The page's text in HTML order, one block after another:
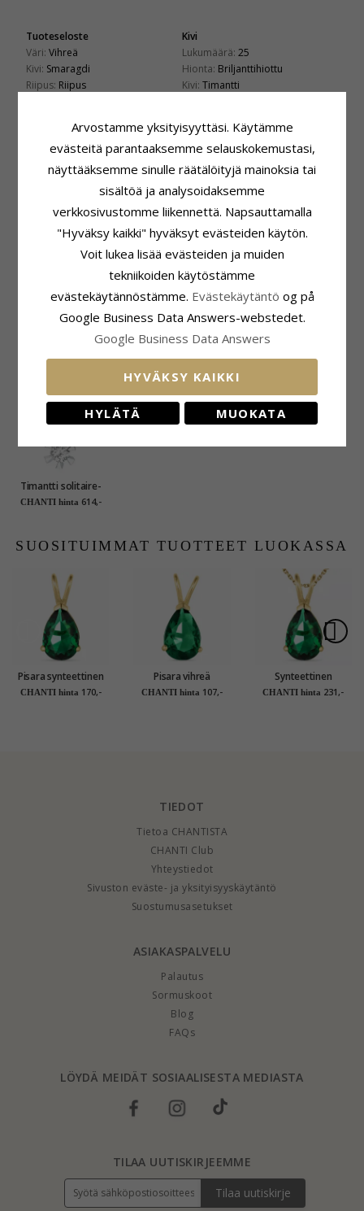
Tuoteseloste
Väri: Vihreä
Kivi: Smaragdi
Riipus: Riipus
Kiiltävä
Kivi
Lukumäärä: 25
Hionta: Briljanttihiottu
Kivi: Timantti
Karaatti:0,19
Lukumäärä:1
Viistehiottu
Vihreä
Karaatti: 0,82
Korkeus Riipuspidikkeen Kanssa:
18,0 mm
Korkeus Ilman Riipuspidikettä:
Leveys: 8,7 mm
Syvyys: 6,4 mm
Toimitusaika:Noin 6 Viikkoa
Sopii Leveisiin Kultaketjuihin
Käärme Maks.:2,5 mm
Venetsia Maks.:2,5 mm
ASIAKKAAT OSTAVAT MYÖS
Timantti solitaire-
riipus 14 karaatti
CHANTI hinta 614,-
SUOSITUIMMAT TUOTTEET LUOKASSA
Pisara synteettinen
smaragdi riipus 14
CHANTI hinta 170,-
Pisara vihreä
synteettinen
CHANTI hinta 107,-
Synteettinen
smaragdi kaulaketju
CHANTI hinta 231,-
TIEDOT
Tietoa CHANTISTA
CHANTI Club
Yhteystiedot
Sivuston eväste- ja yksityisyyskäytäntö
Suostumusasetukset
ASIAKASPALVELU
Palautus
Sormuskoot
Blog
FAQs
LÖYDÄ MEIDÄT SOSIAALISESTA MEDIASTA
TILAA UUTISKIRJEEMME
Tilaa uutiskirje
Arvostamme yksityisyyttäsi. Käytämme
evästeitä parantaaksemme selauskokemustasi,
näyttääksemme sinulle räätälöityjä mainoksia tai
sisältöä ja analysoidaksemme
verkkosivustomme liikennettä. Napsauttamalla
"Hyväksy kaikki" hyväksyt evästeiden käytön.
Voit lukea lisää evästeiden ja muiden
tekniikoiden käytöstämme
evästekäytännöstämme. Evästekäytäntö og på
Google Business Data Answers-webstedet.
Google Business Data Answers
HYVÄKSY KAIKKI
HYLÄTÄ MUOKATA